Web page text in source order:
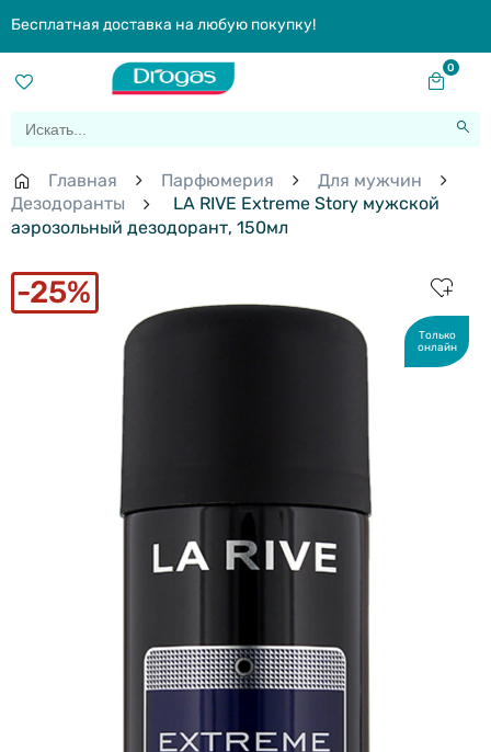
Бесплатная доставка на любую покупку!
0
Главная Парфюмерия
Для мужчин
Дезодоранты
LA RIVE Extreme Story мужской
аэрозольный дезодорант, 150мл
25%
Только
онлайн